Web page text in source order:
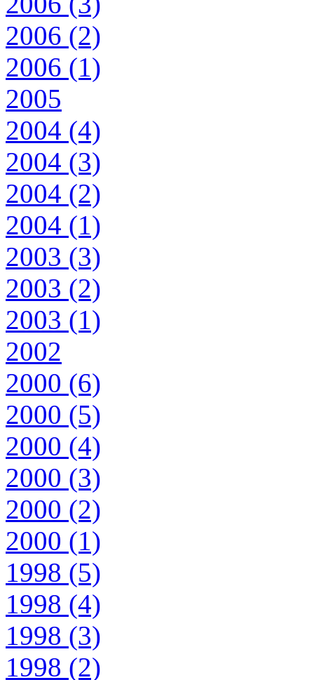
2006 (2)
2006 (1)
2005
2004 (4)
2004 (3)
2004 (2)
2004 (1)
2003 (3)
2003 (2)
2003 (1)
2002
2000 (6)
2000 (5)
2000 (4)
2000 (3)
2000 (2)
2000 (1)
1998 (5)
1998 (4)
1998 (3)
1998 (2)